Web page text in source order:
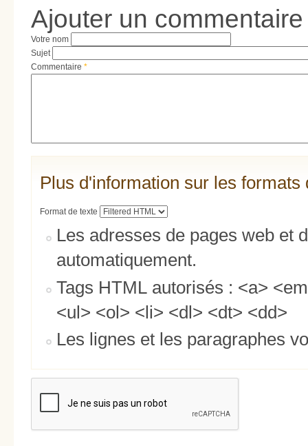
Ajouter un commentaire
Votre nom
Sujet
Commentaire *
Plus d'information sur les formats
Format de texte
Les adresses de pages web et
automatiquement.
Tags HTML autorisés : <a>
<ul> <ol> <li> <dl> <dt> <dd>
Les lignes et les paragraphes